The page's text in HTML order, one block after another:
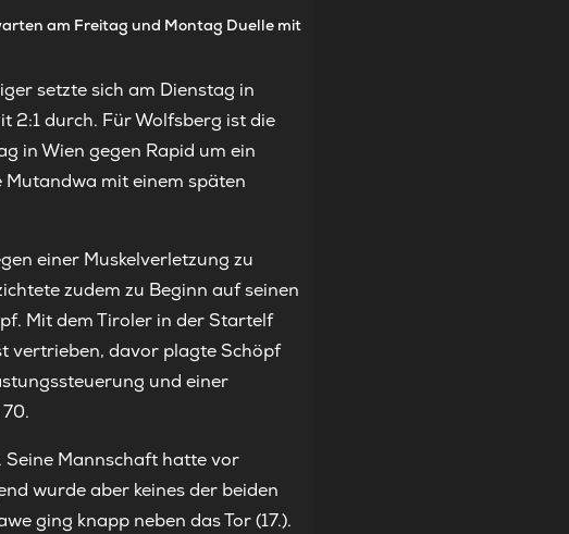
am Freitag und Montag Duelle mit
setzte sich am Dienstag in
2:1 durch. Für Wolfsberg ist die
in Wien gegen Rapid um ein
mit einem späten
einer Muskelverletzung zu
zudem zu Beginn auf seinen
Mit dem Tiroler in der Startelf
vertrieben, davor plagte Schöpf
und einer
Seine Mannschaft hatte vor
wurde aber keines der beiden
ging knapp neben das Tor (17.).